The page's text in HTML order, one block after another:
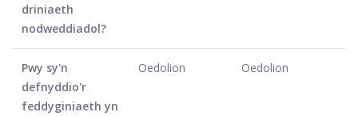
driniaeth
nodweddiadol?
Pwy sy'n
defnyddio'r
feddyginiaeth yn
Oedolion Oedolion